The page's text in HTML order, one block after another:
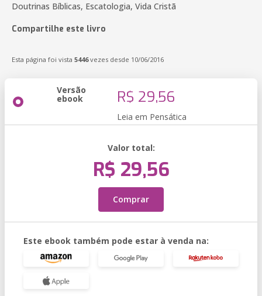
Doutrinas Bíblicas, Escatologia, Vida Cristã
Compartilhe este livro
Esta página foi vista 5446vezes desde 10/06/2016
Versão
ebook R$ 29,56
Leia em Pensática
Valor total:
R$ 29,56
Comprar
Este ebook também pode estar à venda na: